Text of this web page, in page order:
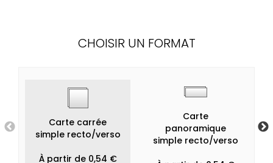
CHOISIR UN FORMAT
Carte carrée
simple recto/verso
À partir de 0,54 €
Carte
panoramique
simple recto/verso